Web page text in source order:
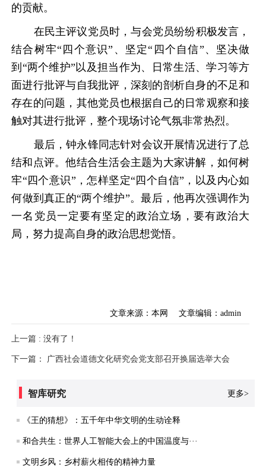
的贡献。
在民主评议党员时 ，与会党员纷纷积极发言，
结合树牢“四个意识”、坚定“四个自信”、坚决做
到“两个维护”以及担当作为、日常生活、学习等方
面进行批评与自我批评，深刻的剖析自身的不足和
存在的问题，其他党员也根据自己的日常观察和接
触对其进行批评，整个现场讨论气氛非常热烈。
最后，钟永锋同志针对会议开展情况进行了总
结和点评。他结合生活会主题为大家讲解，如何树
牢“四个意识”，怎样坚定“四个自信”，以及内心如
何做到真正的“两个维护”。最后，他再次强调作为
一名党员一定要有坚定的政治立场，要有政治大
局 ，努力提高自身的政治思想觉悟。
文章来源：本网 文章编辑：admin
上一篇 : 没有了！
下一篇： 广西社会道德文化研究会党支部召开换届选举大会
智库研究 更多>
《王的猜想》：五千年中华文明的生动诠释
和合共生：世界人工智能大会上的中国温度与···
文明乡风：乡村薪火相传的精神力量